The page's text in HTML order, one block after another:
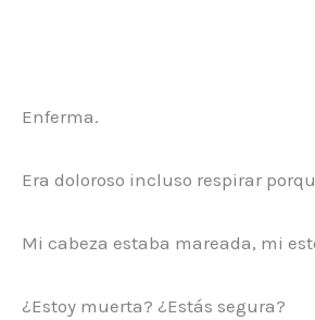
Enferma.
Era doloroso incluso respirar
Mi cabeza estaba mareada, mi
¿Estoy muerta? ¿Estás segura?